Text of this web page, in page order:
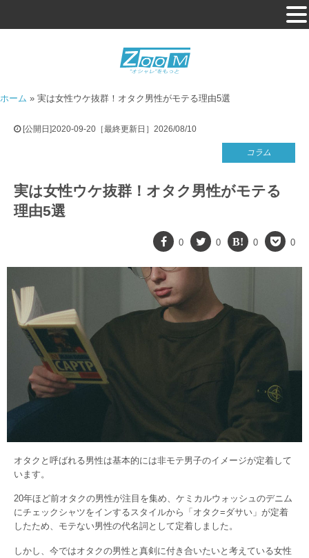
ホーム » 実は女性ウケ抜群！オタク男性がモテる理由5選
[公開日]2020-09-20［最終更新日］2026/08/10
コラム
実は女性ウケ抜群！オタク男性がモテる
理由5選
0 0 0 0
オタクと呼ばれる男性は基本的には非モテ男子のイメージが定着して
います。
20年ほど前オタクの男性が注目を集め、ケミカルウォッシュのデニム
にチェックシャツをインするスタイルから「オタク=ダサい」が定着
したため、モテない男性の代名詞として定着しました。
しかし、今ではオタクの男性と真剣に付き合いたいと考えている女性